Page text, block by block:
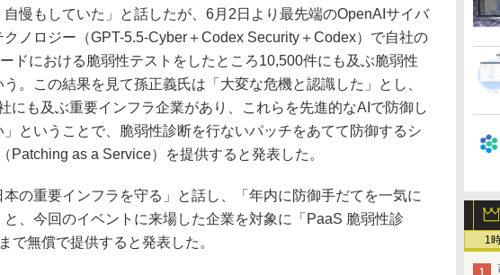
1
自慢もしていた」と話したが、6月2日より最先端のOpenAIサイバ
クノロジー（GPT-5.5-Cyber＋Codex Security＋Codex）で自社の
ドにおける脆弱性テストをしたところ10,500件にも及ぶ脆弱性
。この結果を見て孫正義氏は「大変な危機と認識した」とし、
にも及ぶ重要インフラ企業があり、これらを先進的なAIで防御し
ということで、脆弱性診断を行ないパッチをあてて防御するシ
Patching as a Service）を提供すると発表した。
の重要インフラを守る」と話し、「年内に防御手だてを一気に
、今回のイベントに来場した企業を対象に「PaaS 脆弱性診
で無償で提供すると発表した。